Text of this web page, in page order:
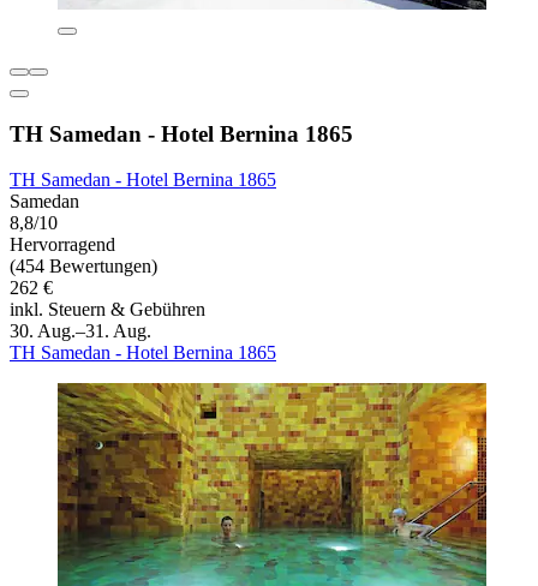
TH Samedan - Hotel Bernina 1865
TH Samedan - Hotel Bernina 1865
Samedan
8,8/10
Hervorragend
(454 Bewertungen)
262 €
inkl. Steuern & Gebühren
30. Aug.–31. Aug.
TH Samedan - Hotel Bernina 1865